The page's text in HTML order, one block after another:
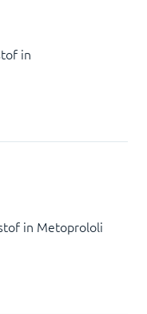
in
in Metoprololi